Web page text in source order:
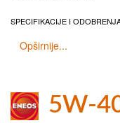
SPECIFIKACIJE I
Opširnije...
5W-